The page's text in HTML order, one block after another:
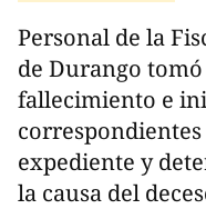
Personal de la
de Durango
fallecimiento e
expediente y
la causa del